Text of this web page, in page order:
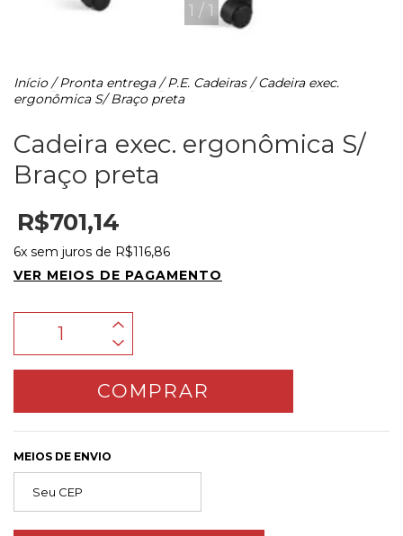
1 / 1
Início / Pronta entrega/ P.E. Cadeiras / Cadeira exec.
ergonômica S/ Braço preta
Cadeira exec. ergonômica S/
Braço preta
R$701,14
6x sem juros de R$116,86
VER MEIOS DE PAGAMENTO
MEIOS DE ENVIO